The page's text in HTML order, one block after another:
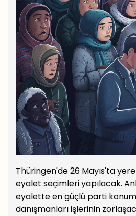
Thüringen'de 26 Mayıs'ta
eyalet seçimleri yapılacak.
eyalette en güçlü parti
danışmanları işlerinin